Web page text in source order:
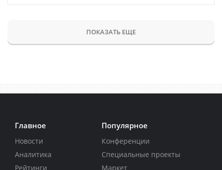
ПОКАЗАТЬ ЕЩЕ
Главное
Новости
Аналитика
Рейтинги
Популярное
Конференции
Специальные проекты
Маркет